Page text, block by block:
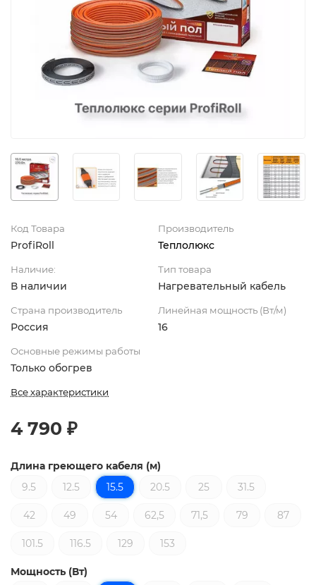
Код Товара
ProfiRoll
Производитель
Теплолюкс
Наличие:
В наличии
Тип товара
Нагревательный кабель
Страна производитель
Россия
Линейная мощность (Вт/м)
16
Основные режимы работы
Только обогрев
Все характеристики
4 790 ₽
Длина греющего кабеля (м)
9.5
12.5 15.5 20.5 25 31.5
42 49 54 62,5 71,5 79 87
101.5 116.5 129 153
Мощность (Вт)